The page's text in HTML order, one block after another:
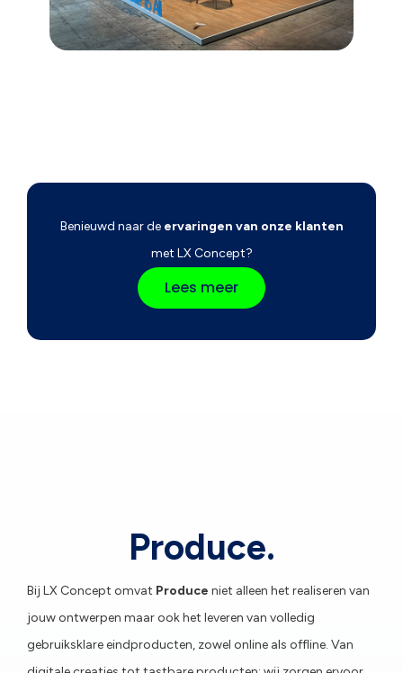
Benieuwd naar de ervaringen van onze klanten
met LX Concept?
Lees meer
Produce.
Bij LX Concept omvat Produce niet alleen het realiseren van
jouw ontwerpen maar ook het leveren van volledig
gebruiksklare eindproducten, zowel online als offline. Van